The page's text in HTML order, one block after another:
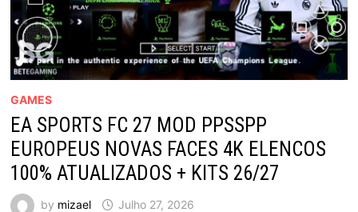
GAMES
EA SPORTS FC 27 MOD PPSSPP
EUROPEUS NOVAS FACES 4K ELENCOS
100% ATUALIZADOS + KITS 26/27
by mizael Julho 27, 2026